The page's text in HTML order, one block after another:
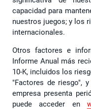
capacidad para
nuestros juegos; y los
internacionales.
Otros factores e
Informe Anual más
10-K, incluidos los
"Factores de riesgo",
empresa presenta
puede acceder en